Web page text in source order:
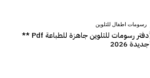
رسومات اطفال للتلوين
دفتر رسومات للتلوين جاهزة للطباعة Pdf **
جديدة 2026